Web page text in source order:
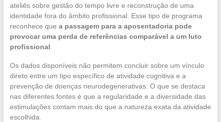
ateliês sobre gestão do tempo livre e reconstrução de uma
identidade fora do âmbito profissional. Esse tipo de programa
reconhece que a passagem para a aposentadoria pode
provocar uma perda de referências comparável a um luto
profissional.
Os dados disponíveis não permitem concluir sobre um vínculo
direto entre um tipo específico de atividade cognitiva e a
prevenção de doenças neurodegenerativas. O que se destaca
nas diferentes fontes é que a regularidade e a diversidade das
estimulações contam mais do que a natureza exata da atividade
escolhida.